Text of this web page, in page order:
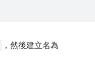
，然後建立名為